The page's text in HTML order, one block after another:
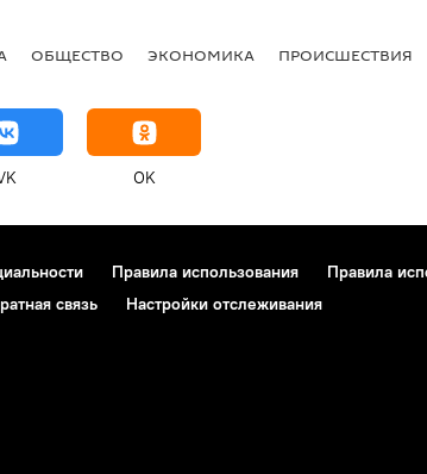
ОБЩЕСТВО ЭКОНОМИКА ПРОИСШЕСТВИЯ
OK
Правила использования
Правила
связь Настройки отслеживания